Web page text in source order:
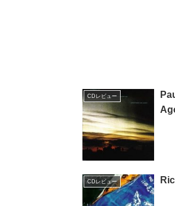
CDレビュー
CDレビュー